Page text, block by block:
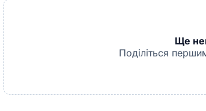
Ще
Поділіться